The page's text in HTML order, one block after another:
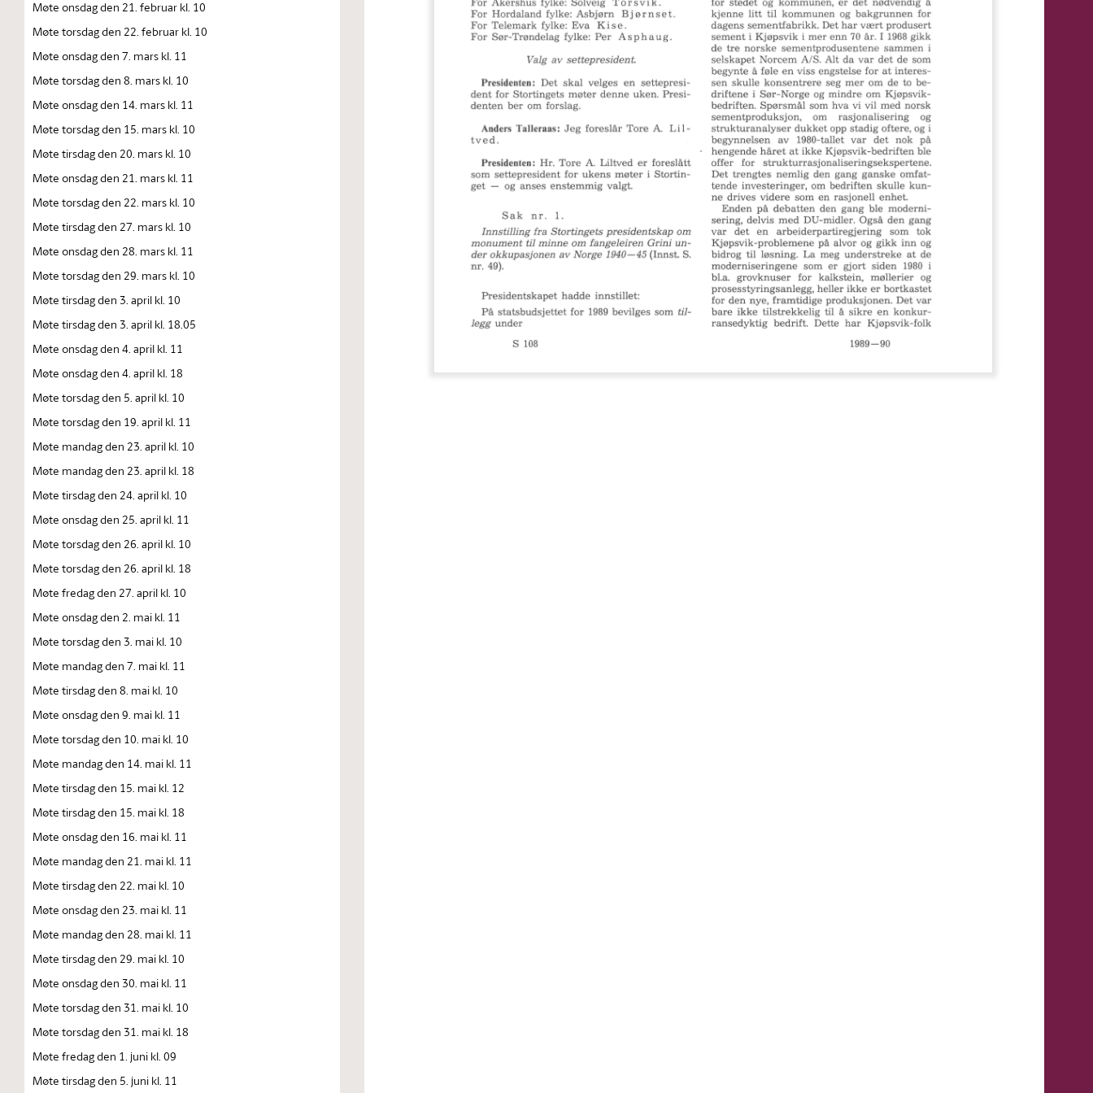
Møte onsdag den 21. februar kl. 10
Møte torsdag den 22. februar kl. 10
Møte onsdag den 7. mars kl. 11
Møte torsdag den 8. mars kl. 10
Møte onsdag den 14. mars kl. 11
Møte torsdag den 15. mars kl. 10
Møte tirsdag den 20. mars kl. 10
Møte onsdag den 21. mars kl. 11
Møte torsdag den 22. mars kl. 10
Møte tirsdag den 27. mars kl. 10
Møte onsdag den 28. mars kl. 11
Møte torsdag den 29. mars kl. 10
Møte tirsdag den 3. april kl. 10
Møte tirsdag den 3. april kl. 18.05
Møte onsdag den 4. april kl. 11
Møte onsdag den 4. april kl. 18
Møte torsdag den 5. april kl. 10
Møte torsdag den 19. april kl. 11
Møte mandag den 23. april kl. 10
Møte mandag den 23. april kl. 18
Møte tirsdag den 24. april kl. 10
Møte onsdag den 25. april kl. 11
Møte torsdag den 26. april kl. 10
Møte torsdag den 26. april kl. 18
Møte fredag den 27. april kl. 10
Møte onsdag den 2. mai kl. 11
Møte torsdag den 3. mai kl. 10
Møte mandag den 7. mai kl. 11
Møte tirsdag den 8. mai kl. 10
Møte onsdag den 9. mai kl. 11
Møte torsdag den 10. mai kl. 10
Møte mandag den 14. mai kl. 11
Møte tirsdag den 15. mai kl. 12
Møte tirsdag den 15. mai kl. 18
Møte onsdag den 16. mai kl. 11
Møte mandag den 21. mai kl. 11
Møte tirsdag den 22. mai kl. 10
Møte onsdag den 23. mai kl. 11
Møte mandag den 28. mai kl. 11
Møte tirsdag den 29. mai kl. 10
Møte onsdag den 30. mai kl. 11
Møte torsdag den 31. mai kl. 10
Møte torsdag den 31. mai kl. 18
Møte fredag den 1. juni kl. 09
Møte tirsdag den 5. juni kl. 11